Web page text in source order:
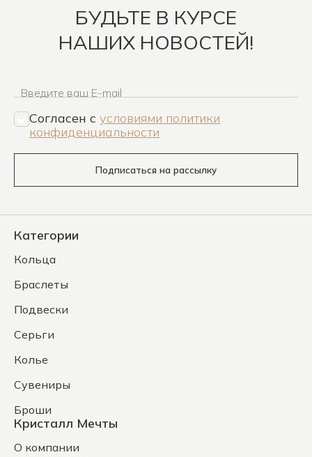
БУДЬТЕ В КУРСЕ
НАШИХ НОВОСТЕЙ!
Введите ваш E-mail
Согласен c условиями политики
конфиденциальности
Подписаться на рассылку
Категории
Кольца
Браслеты
Подвески
Серьги
Колье
Сувениры
Броши
Кристалл Мечты
О компании